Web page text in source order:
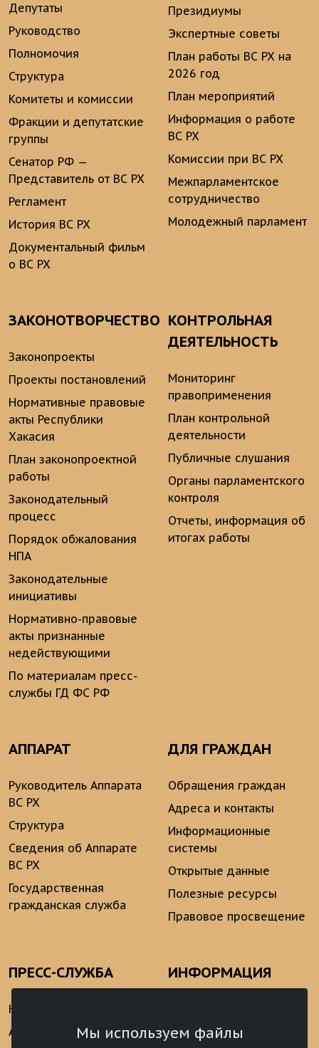
Мы используем файлы
Депутаты
Руководство
Полномочия
Структура
Комитеты и комиссии
Фракции и депутатские
группы
Сенатор РФ —
Представитель от ВС РХ
Регламент
История ВС РХ
Документальный фильм
о ВС РХ
Президиумы
Экспертные советы
План работы ВС РХ на
2026 год
План мероприятий
Информация о работе
ВС РХ
Комиссии при ВС РХ
Межпарламентское
сотрудничество
Молодежный парламент
ЗАКОНОТВОРЧЕСТВО
Законопроекты
Проекты постановлений
Нормативные правовые
акты Республики
Хакасия
План законопроектной
работы
Законодательный
процесс
Порядок обжалования
НПА
Законодательные
инициативы
Нормативно-правовые
акты признанные
недействующими
По материалам пресс-
службы ГД ФС РФ
КОНТРОЛЬНАЯ
ДЕЯТЕЛЬНОСТЬ
Мониторинг
правоприменения
План контрольной
деятельности
Публичные слушания
Органы парламентского
контроля
Отчеты, информация об
итогах работы
АППАРАТ
Руководитель Аппарата
ВС РХ
Структура
Сведения об Аппарате
ВС РХ
Государственная
гражданская служба
ДЛЯ ГРАЖДАН
Обращения граждан
Адреса и контакты
Информационные
системы
Открытые данные
Полезные ресурсы
Правовое просвещение
ПРЕСС-СЛУЖБА
Новости
Анонсы
ИНФОРМАЦИЯ
аналитические
материалы